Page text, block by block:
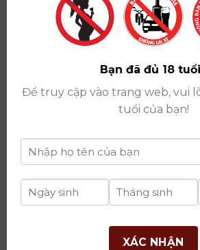
Showroom: Số 09 Phố Liễu Giai,
Thành Phố Hà Nội
Giấy ĐKKD số: 0102751615 do Sở
Phố Hà Nội cấp lần đầu ngày 07/
thay đổi lần thứ 17 ngày 06/08/2025
Giấy phép Phân Phối Rượu số :
Công Thương cấp ngày 14/11/2022
Ngân hàng:Ngân hàng TMCP
Việt Nam (BIDV)
tư quốc tế Ý-Việt
Tây Hồ, TP Hà Nội
Bạn đã đủ 18
Để truy cập vào trang web, vui
tuổi của bạn!
XÁC NHẬN